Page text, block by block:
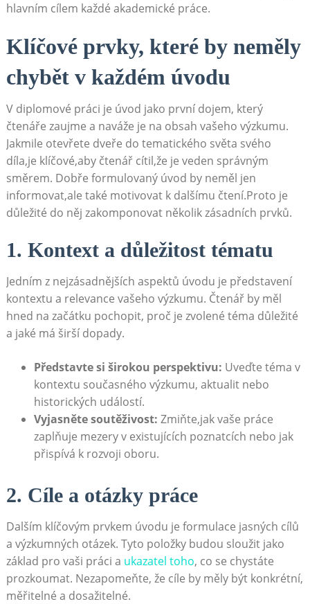
hlavním cílem každé⁣ akademické práce.
Klíčové prvky,⁤ které by neměly
chybět v každém úvodu
V diplomové práci je⁢ úvod jako⁢ první dojem,‍ který⁢
čtenáře zaujme a naváže je na obsah⁢ vašeho výzkumu.
Jakmile⁣ otevřete dveře ​do tematického světa svého
díla,je klíčové,aby⁣ čtenář cítil,že je veden správným​
směrem. Dobře formulovaný úvod by neměl jen
informovat,ale také motivovat k dalšímu čtení.Proto je
důležité do‍ něj zakomponovat⁢ několik zásadních prvků.
1. Kontext a důležitost tématu
Jedním z nejzásadnějších aspektů úvodu je představení
kontextu a relevance vašeho výzkumu. Čtenář by měl
hned na začátku pochopit, proč je zvolené téma⁣ důležité
a jaké má ⁢širší dopady.
Představte si širokou perspektivu: Uveďte téma v
kontextu ‍současného výzkumu, aktualit nebo
historických událostí.
Vyjasněte‍ soutěživost: Zmiňte,jak vaše práce
zaplňuje mezery ⁤v existujících poznatcích nebo jak
přispívá k⁤ rozvoji oboru.
2. Cíle a otázky práce
Dalším klíčovým prvkem úvodu je formulace jasných cílů
a výzkumných​ otázek. Tyto položky budou sloužit jako
základ‍ pro vaši práci a ​ ukazatel toho, co se ⁣chystáte
prozkoumat. Nezapomeňte, že ⁤cíle⁣ by měly být konkrétní,
⁢měřitelné a ⁢dosažitelné.